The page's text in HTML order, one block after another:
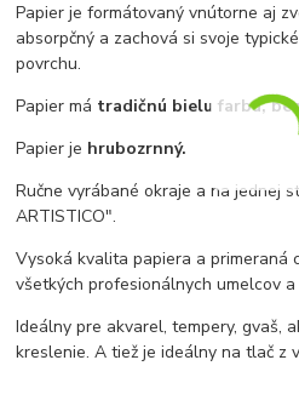
Papier je formátovaný vnútorne aj
absorpčný a zachová si svoje
povrchu.
Papier má tradičnú bielu farbu,
Papier je hrubozrnný.
Ručne vyrábané okraje a na jednej
ARTISTICO".
Vysoká kvalita papiera a primeraná
všetkých profesionálnych umelcov
Ideálny pre akvarel, tempery, gvaš,
kreslenie. A tiež je ideálny na tlač z